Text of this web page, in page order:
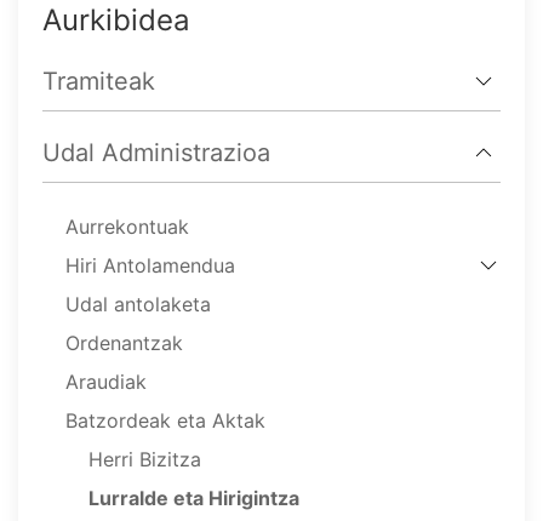
Aurkibidea
Tramiteak
Udal Administrazioa
Aurrekontuak
Hiri Antolamendua
Udal antolaketa
Ordenantzak
Araudiak
Batzordeak eta Aktak
Herri Bizitza
Lurralde eta Hirigintza